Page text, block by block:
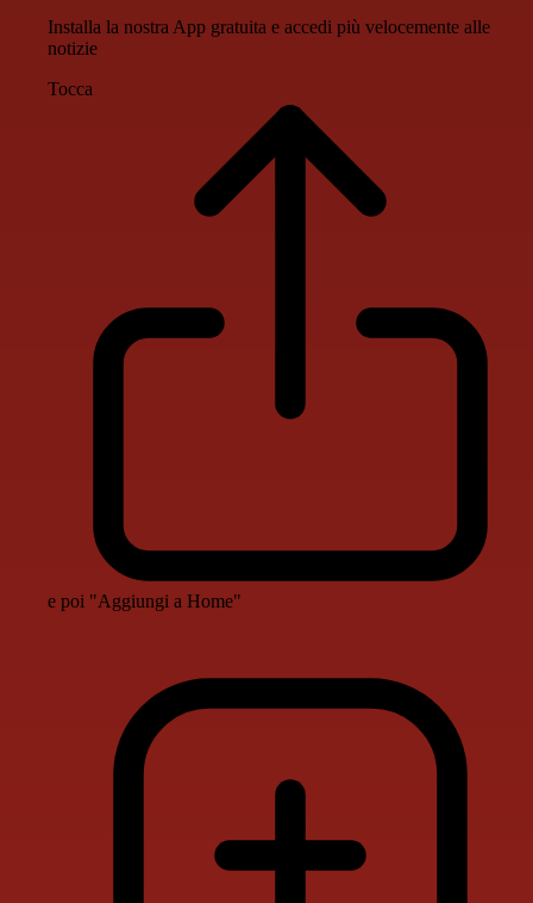
Installa la nostra App gratuita e accedi più velocemente alle
notizie
Tocca
e poi "Aggiungi a Home"